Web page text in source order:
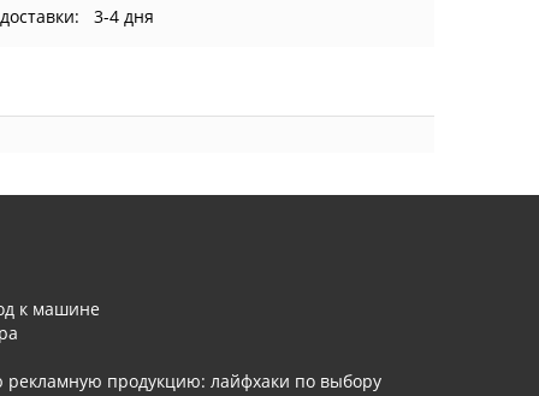
3-4 дня
к машине
рекламную продукцию: лайфхаки по выбору